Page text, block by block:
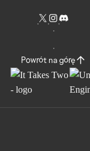
Powrót na górę